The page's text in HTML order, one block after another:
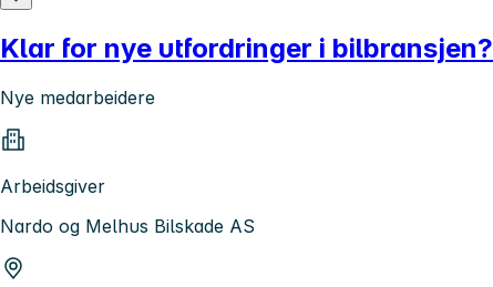
Klar for nye utfordringer i bilbransjen?
Nye medarbeidere
Arbeidsgiver
Nardo og Melhus Bilskade AS